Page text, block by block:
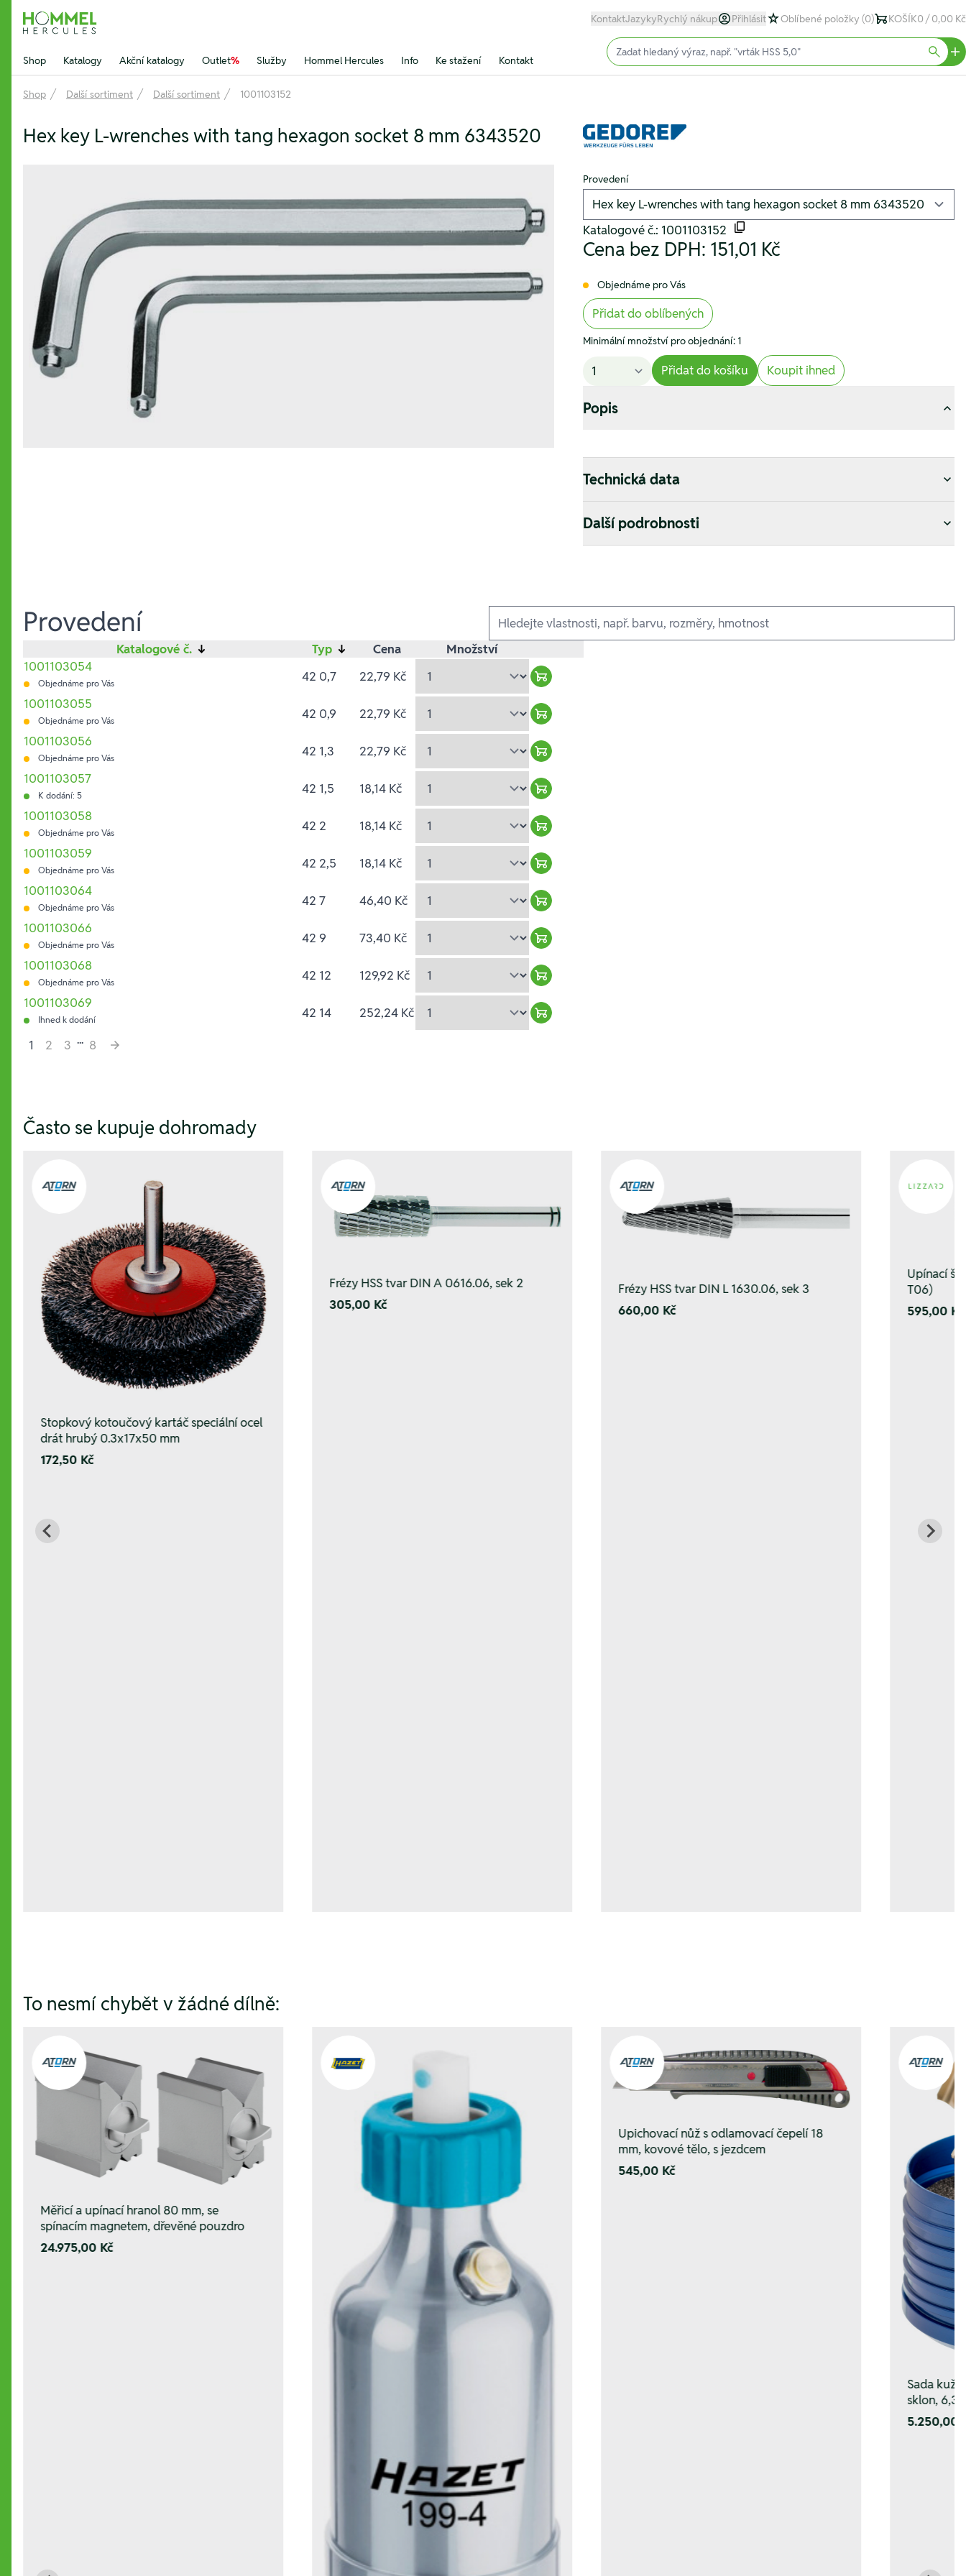
Hommel Hercules
KontaktJazykyRychlý nákup Přihlásit Oblíbené položky (0) KOŠÍK0 / 0,00 Kč
Shop Katalogy Akční katalogy Outlet% Služby Hommel Hercules Info Ke stažení Kontakt
Input (text)
Shop Další sortiment Další sortiment 1001103152
Hex key L-wrenches with tang hexagon socket 8 mm 6343520
Provedení
Katalogové č.: 1001103152
Cena bez DPH: 151,01 Kč
Objednáme pro Vás
Přidat do oblíbených
Minimální množství pro objednání: 1
Přidat do košíku Koupit ihned
Popis
Technická data
Další podrobnosti
Provedení Ausführungen
Katalogové č. ↓ Typ ↓ Cena
Množství
1001103054
Objednáme pro Vás 42 0,7 22,79 Kč
Warenkorb hinzufügen
1001103055
Objednáme pro Vás 42 0,9 22,79 Kč
Warenkorb hinzufügen
1001103056
Objednáme pro Vás 42 1,3 22,79 Kč
Warenkorb hinzufügen
1001103057
K dodání: 5 42 1,5 18,14 Kč
Warenkorb hinzufügen
1001103058
Objednáme pro Vás 42 2 18,14 Kč
Warenkorb hinzufügen
1001103059
Objednáme pro Vás 42 2,5 18,14 Kč
Warenkorb hinzufügen
1001103064
Objednáme pro Vás 42 7 46,40 Kč
Warenkorb hinzufügen
1001103066
Objednáme pro Vás 42 9 73,40 Kč
Warenkorb hinzufügen
1001103068
Objednáme pro Vás 42 12 129,92 Kč
Warenkorb hinzufügen
1001103069
Ihned k dodání 42 14 252,24 Kč
Warenkorb hinzufügen
1
2 3 ... 8
Často se kupuje dohromady
Stopkový kotoučový kartáč speciální ocel
drát hrubý 0.3x17x50 mm
172,50 Kč
Frézy HSS tvar DIN A 0616.06, sek 2
305,00 Kč
Frézy HSS tvar DIN L 1630.06, sek 3
660,00 Kč
Upínací
T06)
595,00 Kč
To nesmí chybět v žádné dílně:
Měřicí a upínací hranol 80 mm, se
spínacím magnetem, dřevěné pouzdro
24.975,00 Kč
Upichovací nůž s odlamovací čepelí 18
mm, kovové tělo, s jezdcem
545,00 Kč
Sada kuž.
sklon,
5.250,00